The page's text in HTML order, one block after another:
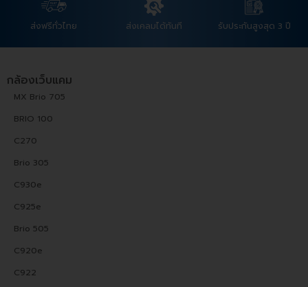
ส่งฟรีทั่วไทย ส่งเคลมได้ทันที รับประกันสูงสุด 3 ปี
กล้องเว็บแคม
MX Brio 705
BRIO 100
C270
Brio 305
C930e
C925e
Brio 505
C920e
C922